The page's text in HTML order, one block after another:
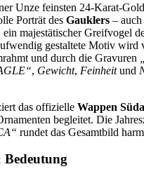
Unze feinsten 24-Karat-
Porträt des Gauklers –
ein majestätischer Greifvogel
gestaltete Motiv wird
und durch die Gravuren
, Gewicht, Feinheitund
das offizielle Wappen
begleitet. Die
rundet das Gesamtbild